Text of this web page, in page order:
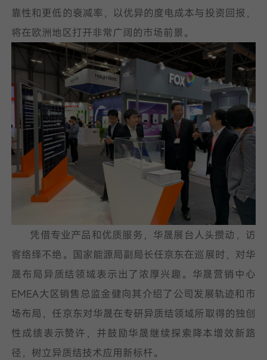
靠性和更低的衰减率，以优异的度电成本与投资回报，
将在欧洲地区打开非常广阔的市场前景。
凭借专业产品和优质服务，华晟展台人头攒动，访
客络绎不绝。国家能源局副局长任京东在巡展时，对华
晟布局异质结领域表示出了浓厚兴趣。华晟营销中心
EMEA大区销售总监金健向其介绍了公司发展轨迹和市
场布局，任京东对华晟在专研异质结领域所取得的独创
性成绩表示赞许，并鼓励华晟继续探索降本增效新路
径，树立异质结技术应用新标杆。